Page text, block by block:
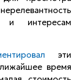
и интересам
эти
время